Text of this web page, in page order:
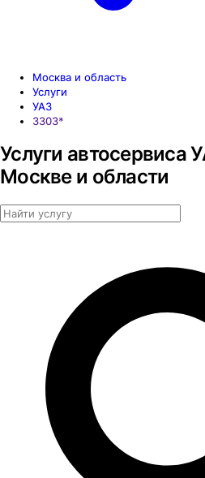
Москва и область
Услуги
УАЗ
3303*
Услуги автосервиса
Москве и области